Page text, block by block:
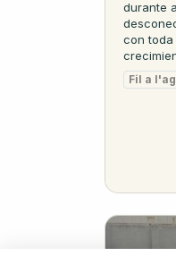
durante
con toda
Fil a